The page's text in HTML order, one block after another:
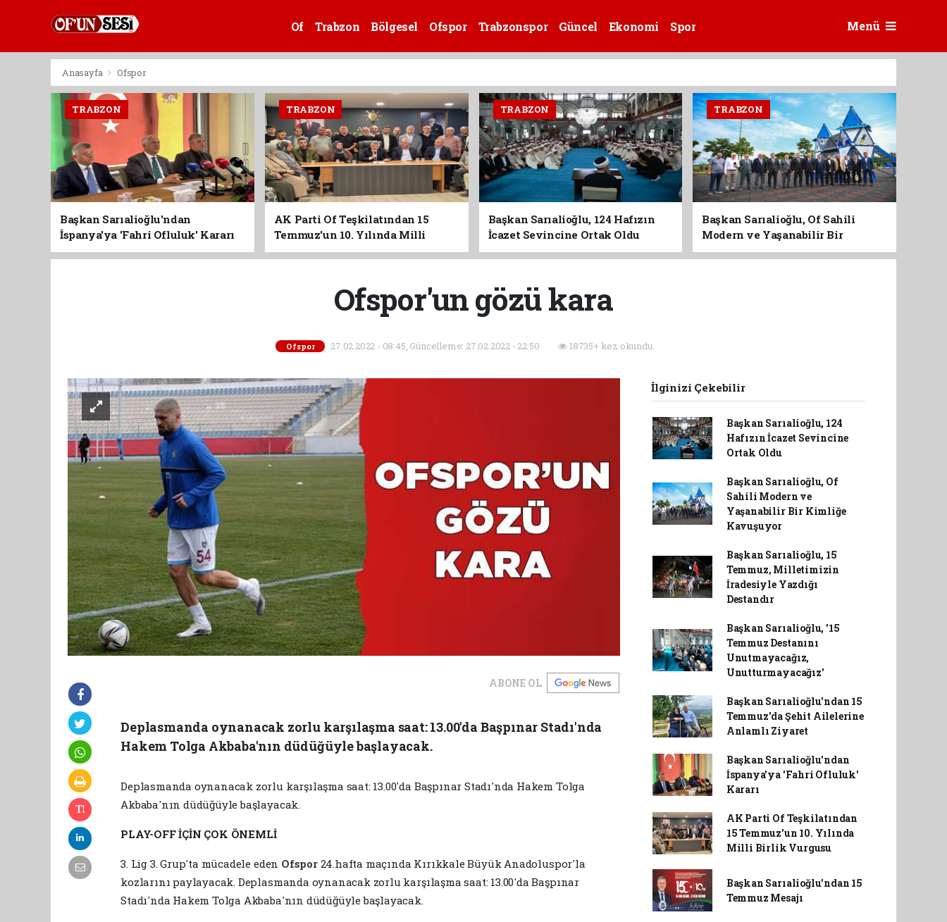
Of Trabzon Bölgesel Ofspor Trabzonspor Güncel Ekonomi Spor Menü
Anasayfa Ofspor
TRABZON
Başkan Sarıalioğlu'ndan
İspanya'ya 'Fahri Ofluluk' Kararı
TRABZON
AK Parti Of Teşkilatından 15
Temmuz'un 10. Yılında Milli
Birlik Vurgusu
TRABZON
Başkan Sarıalioğlu, 124 Hafızın
İcazet Sevincine Ortak Oldu
TRABZON
Başkan Sarıalioğlu, Of Sahili
Modern ve Yaşanabilir Bir
Kimliğe Kavuşuyor
Ofspor'un gözü kara
Ofspor 27.02.2022 - 08:45, Güncelleme: 27.02.2022 - 22:50 18735+ kez okundu.
ABONE OL
Deplasmanda oynanacak zorlu karşılaşma saat: 13.00'da Başpınar Stadı'nda
Hakem Tolga Akbaba'nın düdüğüyle başlayacak.
Deplasmanda oynanacak zorlu karşılaşma saat: 13.00'da Başpınar Stadı'nda Hakem Tolga
Akbaba'nın düdüğüyle başlayacak.
PLAY-OFF İÇİN ÇOK ÖNEMLİ
3. Lig 3. Grup'ta mücadele eden Ofspor 24.hafta maçında Kırıkkale Büyük Anadoluspor'la
kozlarını paylayacak. Deplasmanda oynanacak zorlu karşılaşma saat: 13.00'da Başpınar
Stadı'nda Hakem Tolga Akbaba'nın düdüğüyle başlayacak.
İlginizi Çekebilir
Başkan Sarıalioğlu, 124
Hafızın İcazet Sevincine
Ortak Oldu
Başkan Sarıalioğlu, Of
Sahili Modern ve
Yaşanabilir Bir Kimliğe
Kavuşuyor
Başkan Sarıalioğlu, 15
Temmuz, Milletimizin
İradesiyle Yazdığı
Destandır
Başkan Sarıalioğlu, '15
Temmuz Destanını
Unutmayacağız,
Unutturmayacağız'
Başkan Sarıalioğlu'ndan 15
Temmuz'da Şehit Ailelerine
Anlamlı Ziyaret
Başkan Sarıalioğlu'ndan
İspanya'ya 'Fahri Ofluluk'
Kararı
AK Parti Of Teşkilatından
15 Temmuz'un 10. Yılında
Milli Birlik Vurgusu
Başkan Sarıalioğlu'ndan 15
Temmuz Mesajı